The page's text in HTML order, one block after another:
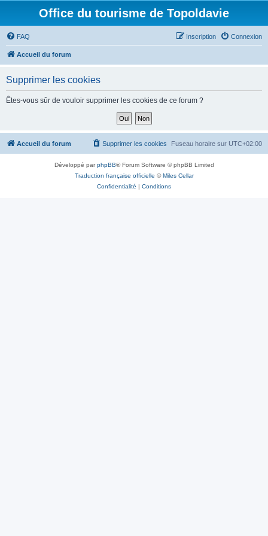
Office du tourisme de Topoldavie
FAQ Connexion
Inscription
Accueil du forum
Supprimer les cookies
Êtes-vous sûr de vouloir supprimer les cookies de ce forum ?
Accueil du forum Fuseau horaire sur UTC+02:00
Supprimer les cookies
Développé parphpBB® Forum Software © phpBB Limited
Traduction française officielle ©Miles Cellar
Confidentialité | Conditions